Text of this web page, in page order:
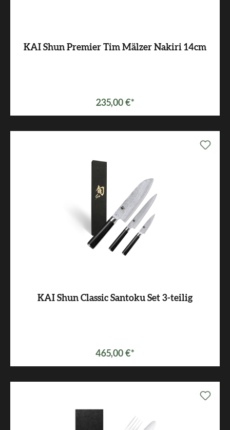
KAI Shun Premier Tim Mälzer Nakiri 14cm
235,00 €*
KAI Shun Classic Santoku Set 3-teilig
465,00 €*